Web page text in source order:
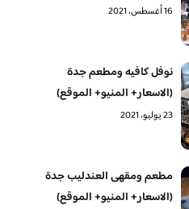
16 أغسطس، 2021
نوفل كافيه ومطعم جدة
(الاسعار+ المنيو+ الموقع)
23 يوليو، 2021
مطعم ومقهى العندليب جدة
(الاسعار+ المنيو+ الموقع)